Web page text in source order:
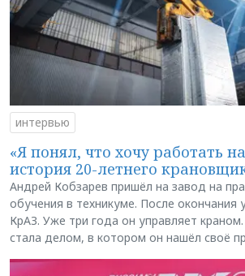
интервью
«Я понял, что хочу работать
история 20-летнего
Андрей Кобзарев пришёл на завод на
обучения в техникуме. После окончания
КрАЗ. Уже три года он управляет
стала делом, в котором он нашёл своё